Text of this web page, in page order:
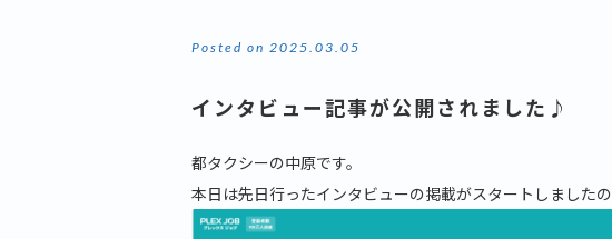
Posted on 2025.03.05
インタビュー記事が公開されました♪
都タクシーの中原です。
本日は先日行ったインタビューの掲載がスタートしました